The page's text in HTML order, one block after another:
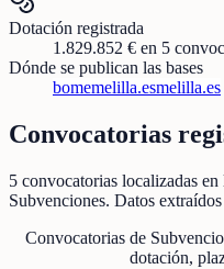
Dotación registrada
1.829.852 € en 5
Dónde se publican las bases
bomemelilla.esmelilla.es
Convocatorias
5 convocatorias localizadas en
Subvenciones. Datos
Convocatorias de
dotación,